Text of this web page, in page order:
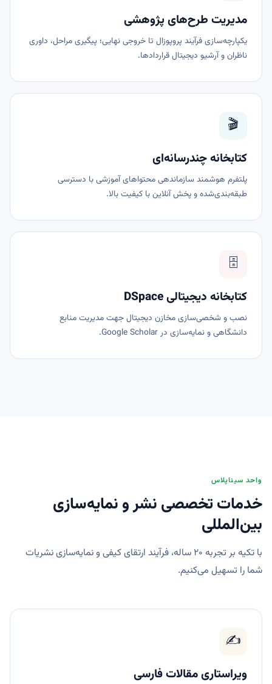
مدیریت طرح‌های پژوهشی
یکپارچه‌سازی فرآیند پروپوزال تا خروجی نهایی؛ پیگیری مراحل، داوری
ناظران و آرشیو دیجیتال قراردادها.
🎬
کتابخانه چندرسانه‌ای
پلتفرم هوشمند سازماندهی محتواهای آموزشی با دسترسی
طبقه‌بندی‌شده و پخش آنلاین با کیفیت بالا.
🗄️
کتابخانه دیجیتالی DSpace
نصب و شخصی‌سازی مخازن دیجیتال جهت مدیریت منابع
دانشگاهی و نمایه‌سازی در Google Scholar.
واحد سیناپلاس
خدمات تخصصی نشر و نمایه‌سازی
بین‌المللی
با تکیه بر تجربه ۲۰ ساله، فرآیند ارتقای کیفی و نمایه‌سازی نشریات
شما را تسهیل می‌کنیم.
✍️
ویراستاری مقالات فارسی